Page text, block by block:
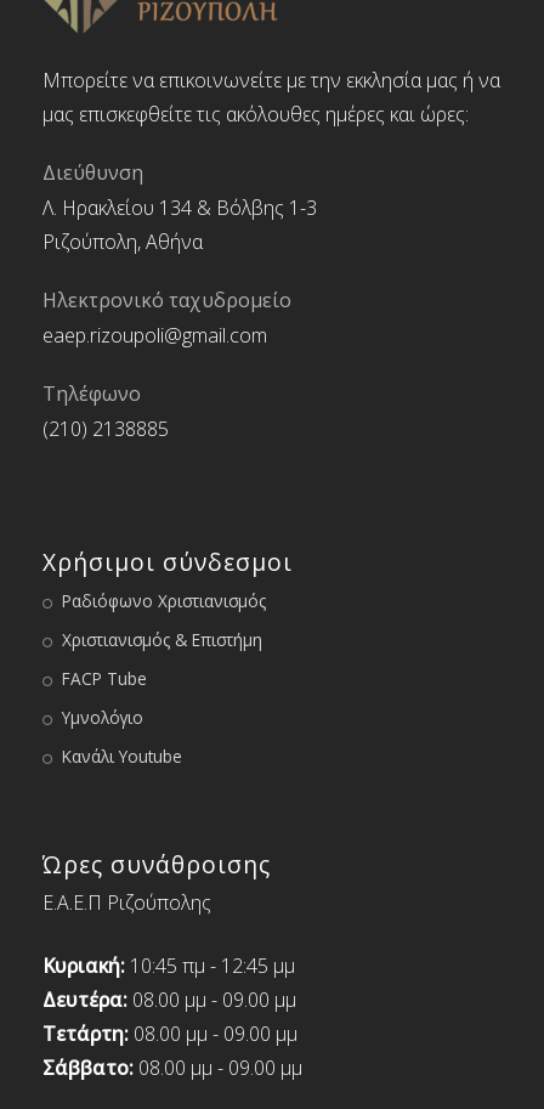
Μπορείτε να επικοινωνείτε με την εκκλησία μας ή να
μας επισκεφθείτε τις ακόλουθες ημέρες και ώρες:
Διεύθυνση
Λ. Ηρακλείου 134 & Βόλβης 1-3
Ριζούπολη, Αθήνα
Ηλεκτρονικό ταχυδρομείο
eaep.rizoupoli@gmail.com
Τηλέφωνο
(210) 2138885
Χρήσιμοι σύνδεσμοι
Ραδιόφωνο Χριστιανισμός
Χριστιανισμός & Επιστήμη
FACP Tube
Υμνολόγιο
Κανάλι Youtube
Ώρες συνάθροισης
Ε.Α.Ε.Π Ριζούπολης
Κυριακή: 10:45 πμ - 12:45 μμ
Δευτέρα: 08.00 μμ - 09.00 μμ
Τετάρτη: 08.00 μμ - 09.00 μμ
Σάββατο: 08.00 μμ - 09.00 μμ